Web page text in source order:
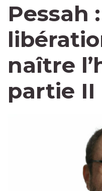
Pessah
naître
partie II